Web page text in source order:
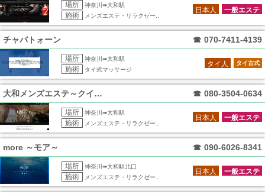
場所 神奈川➠大和駅
施術 メンズエステ・リラクゼー..
一般エステ
日本人
チャバトォーン ☎ 070-7411-4139
場所 神奈川➠大和駅
施術 タイ式マッサージ
タイ古式
タイ人
大和メンズエステ～クイーンテラス～ ☎ 080-3504-0634
場所 神奈川➠大和駅
施術 メンズエステ・リラクゼー..
一般エステ
日本人
more ～モア～ ☎ 090-6026-8341
場所 神奈川➠大和駅北口
施術 メンズエステ・リラクゼー..
一般エステ
日本人